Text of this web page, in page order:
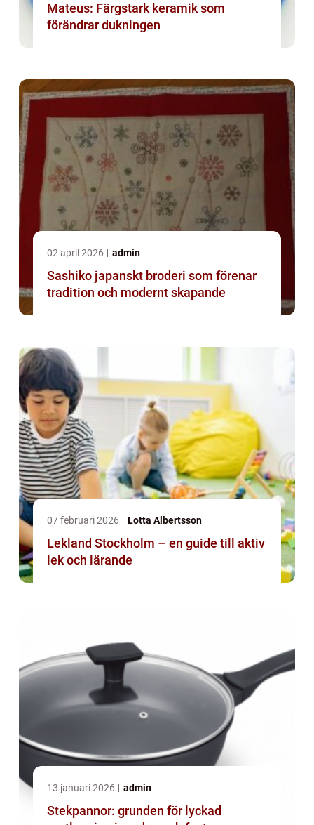
Mateus: Färgstark keramik som
förändrar dukningen
02 april 2026 admin
Sashiko japanskt broderi som förenar
tradition och modernt skapande
07 februari 2026 Lotta Albertsson
Lekland Stockholm – en guide till aktiv
lek och lärande
13 januari 2026 admin
Stekpannor: grunden för lyckad